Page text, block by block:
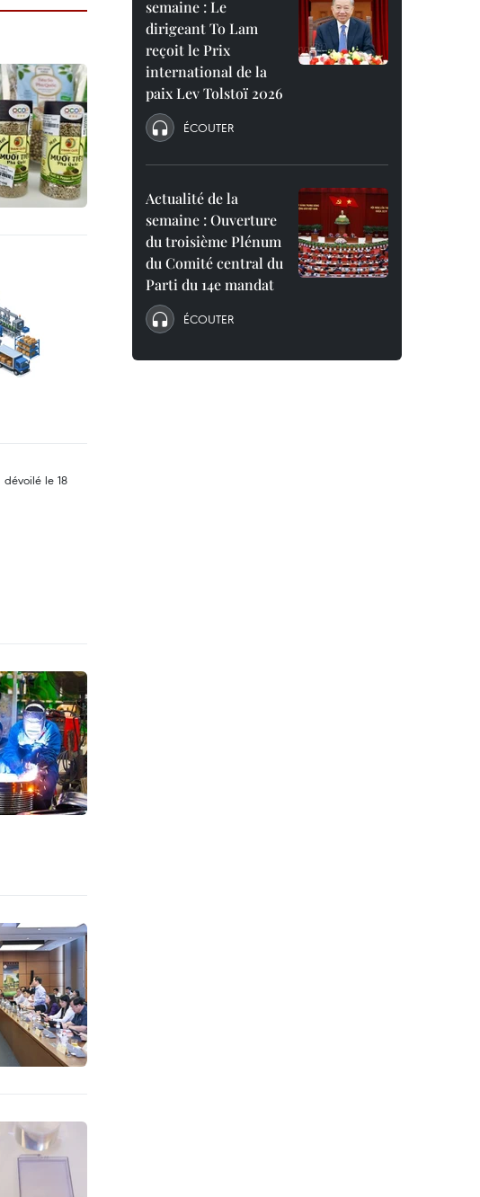
semaine : Le
dirigeant To Lam
reçoit le Prix
international de la
paix Lev Tolstoï 2026
ÉCOUTER
Actualité de la
semaine : Ouverture
du troisième Plénum
du Comité central du
Parti du 14e mandat
ÉCOUTER